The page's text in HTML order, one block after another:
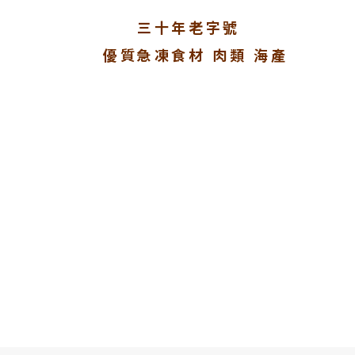
三十年老字號
優質急凍食材 肉類 海產